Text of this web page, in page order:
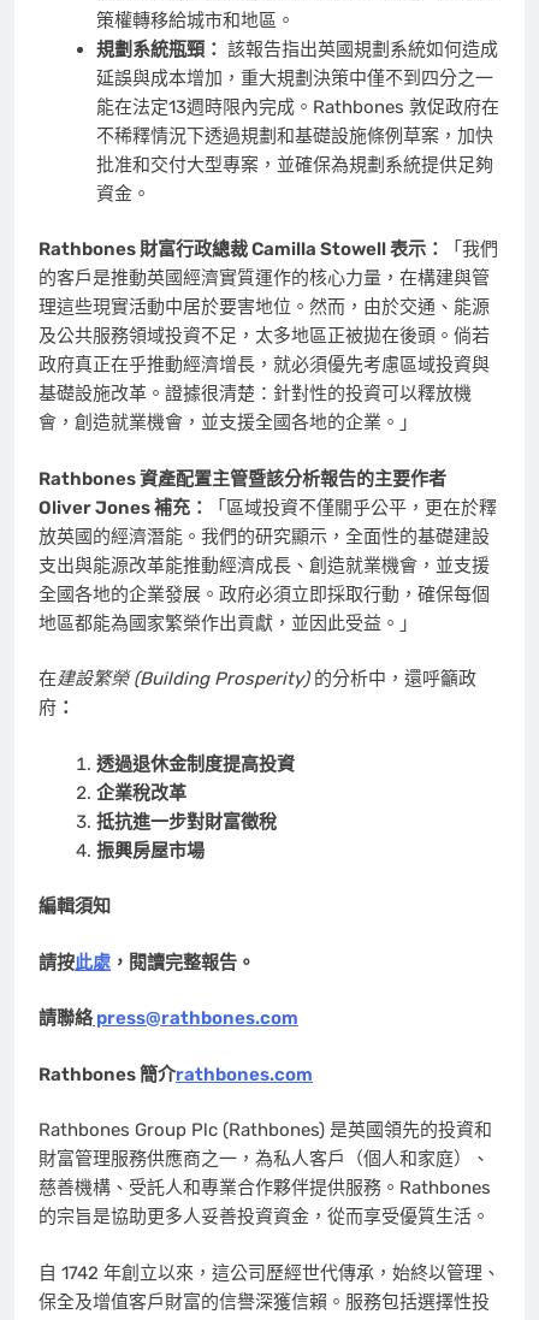
策權轉移給城市和地區。
規劃系統瓶頸： 該報告指出英國規劃系統如何造成
延誤與成本增加，重大規劃決策中僅不到四分之一
能在法定13週時限內完成。Rathbones 敦促政府在
不稀釋情況下透過規劃和基礎設施條例草案，加快
批准和交付大型專案，並確保為規劃系統提供足夠
資金。
Rathbones 財富行政總裁Camilla Stowell表示：
「我們
的客戶是推動英國經濟實質運作的核心力量，在構建與管
理這些現實活動中居於要害地位。然而，由於交通、能源
及公共服務領域投資不足，太多地區正被拋在後頭。倘若
政府真正在乎推動經濟增長，就必須優先考慮區域投資與
基礎設施改革。證據很清楚：針對性的投資可以釋放機
會，創造就業機會，並支援全國各地的企業。」
Rathbones 資產配置主管暨該分析報告的主要作者
Oliver Jones補充：
「區域投資不僅關乎公平，更在於釋
放英國的經濟潛能。我們的研究顯示，全面性的基礎建設
支出與能源改革能推動經濟成長、創造就業機會，並支援
全國各地的企業發展。政府必須立即採取行動，確保每個
地區都能為國家繁榮作出貢獻，並因此受益。」
在建設繁榮 (Building Prosperity)的分析中，還呼籲政
府 ：
透過退休金制度提高投資
企業稅改革
抵抗進一步對財富徵稅
振興房屋市場
編輯須知
請按此處 ，閱讀完整報告。
請聯絡 press@rathbones.com
Rathbones 簡介rathbones.com
Rathbones Group Plc (Rathbones) 是英國領先的投資和
財富管理服務供應商之一，為私人客戶（個人和家庭）、
慈善機構、受託人和專業合作夥伴提供服務。Rathbones
的宗旨是協助更多人妥善投資資金，從而享受優質生活。
自 1742 年創立以來，這公司歷經世代傳承，始終以管理、
保全及增值客戶財富的信譽深獲信賴。服務包括選擇性投